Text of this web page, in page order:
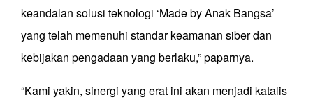
keandalan solusi teknologi ‘Made by Anak Bangsa’
yang telah memenuhi standar keamanan siber dan
kebijakan pengadaan yang berlaku,” paparnya.
“Kami yakin, sinergi yang erat ini akan menjadi katalis